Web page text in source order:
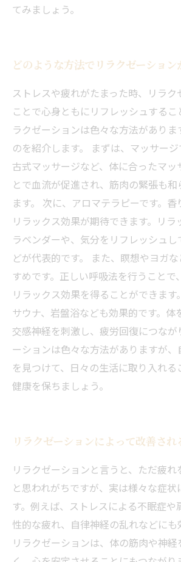
てみましょう。
どのような方法でリラクゼーション
ストレスや疲れがたまった時、リラク
ことで心身ともにリフレッシュするこ
ラクゼーションは色々な方法があり
のを紹介します。 まずは、マッサー
古式マッサージなど、体に合ったマッ
とで血流が促進され、筋肉の緊張も
ます。 次に、アロマテラピーです。
リラックス効果が期待できます。リ
ラベンダーや、気分をリフレッシュ
どが代表的です。 また、瞑想やヨガ
すめです。正しい呼吸法を行うことで
リラックス効果を得ることができます
サウナ、岩盤浴なども効果的です。体
交感神経を刺激し、疲労回復につなが
ーションは色々な方法がありますが
を見つけて、日々の生活に取り入れ
健康を保ちましょう。
リラクゼーションによって改善され
リラクゼーションと言うと、ただ疲
と思われがちですが、実は様々な症状
す。例えば、ストレスによる不眠症や
性的な疲れ、自律神経の乱れなどにも
リラクゼーションは、体の筋肉や神